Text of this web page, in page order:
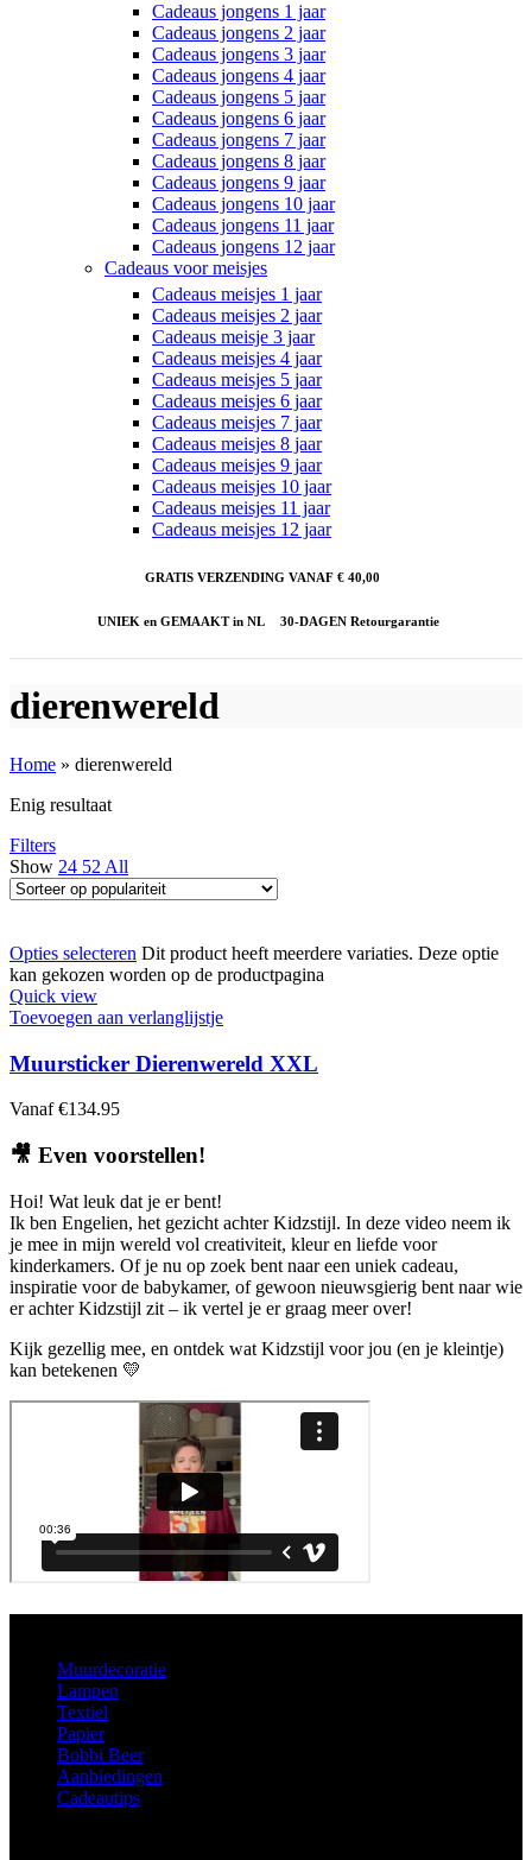
Cadeaus jongens 1 jaar
Cadeaus jongens 2 jaar
Cadeaus jongens 3 jaar
Cadeaus jongens 4 jaar
Cadeaus jongens 5 jaar
Cadeaus jongens 6 jaar
Cadeaus jongens 7 jaar
Cadeaus jongens 8 jaar
Cadeaus jongens 9 jaar
Cadeaus jongens 10 jaar
Cadeaus jongens 11 jaar
Cadeaus jongens 12 jaar
Cadeaus voor meisjes
Cadeaus meisjes 1 jaar
Cadeaus meisjes 2 jaar
Cadeaus meisje 3 jaar
Cadeaus meisjes 4 jaar
Cadeaus meisjes 5 jaar
Cadeaus meisjes 6 jaar
Cadeaus meisjes 7 jaar
Cadeaus meisjes 8 jaar
Cadeaus meisjes 9 jaar
Cadeaus meisjes 10 jaar
Cadeaus meisjes 11 jaar
Cadeaus meisjes 12 jaar
GRATIS VERZENDING VANAF € 40,00
UNIEK en GEMAAKT in NL 30-DAGEN Retourgarantie
dierenwereld
Home » dierenwereld
Enig resultaat
Filters
Show 24 52 All
Opties selecteren Dit product heeft meerdere variaties. Deze optie
kan gekozen worden op de productpagina
Quick view
Toevoegen aan verlanglijstje
Muursticker Dierenwereld XXL
Vanaf €134.95
🎥 Even voorstellen!
Hoi! Wat leuk dat je er bent!
Ik ben Engelien, het gezicht achter Kidzstijl. In deze video neem ik
je mee in mijn wereld vol creativiteit, kleur en liefde voor
kinderkamers. Of je nu op zoek bent naar een uniek cadeau,
inspiratie voor de babykamer, of gewoon nieuwsgierig bent naar wie
er achter Kidzstijl zit – ik vertel je er graag meer over!
Kijk gezellig mee, en ontdek wat Kidzstijl voor jou (en je kleintje)
kan betekenen 💛
Muurdecoratie
Lampen
Textiel
Papier
Bobbi Beer
Aanbiedingen
Cadeautips